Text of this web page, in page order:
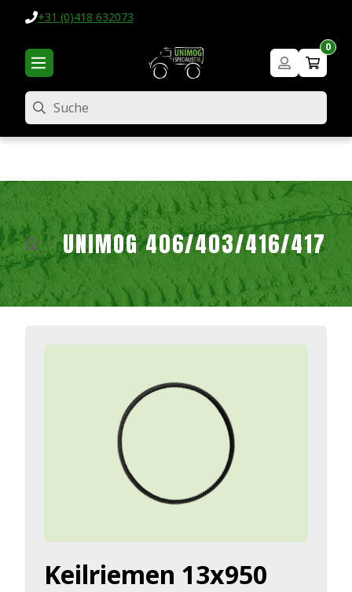
+31 (0)418 632073
0
Suche
UNIMOG 406/403/416/417
Keilriemen 13x950